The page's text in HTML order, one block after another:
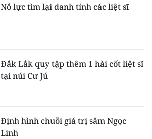
Nỗ lực tìm lại danh tính các liệt sĩ
Đắk Lắk quy tập thêm 1 hài cốt liệt sĩ
tại núi Cư Jú
Định hình chuỗi giá trị sâm Ngọc
Linh